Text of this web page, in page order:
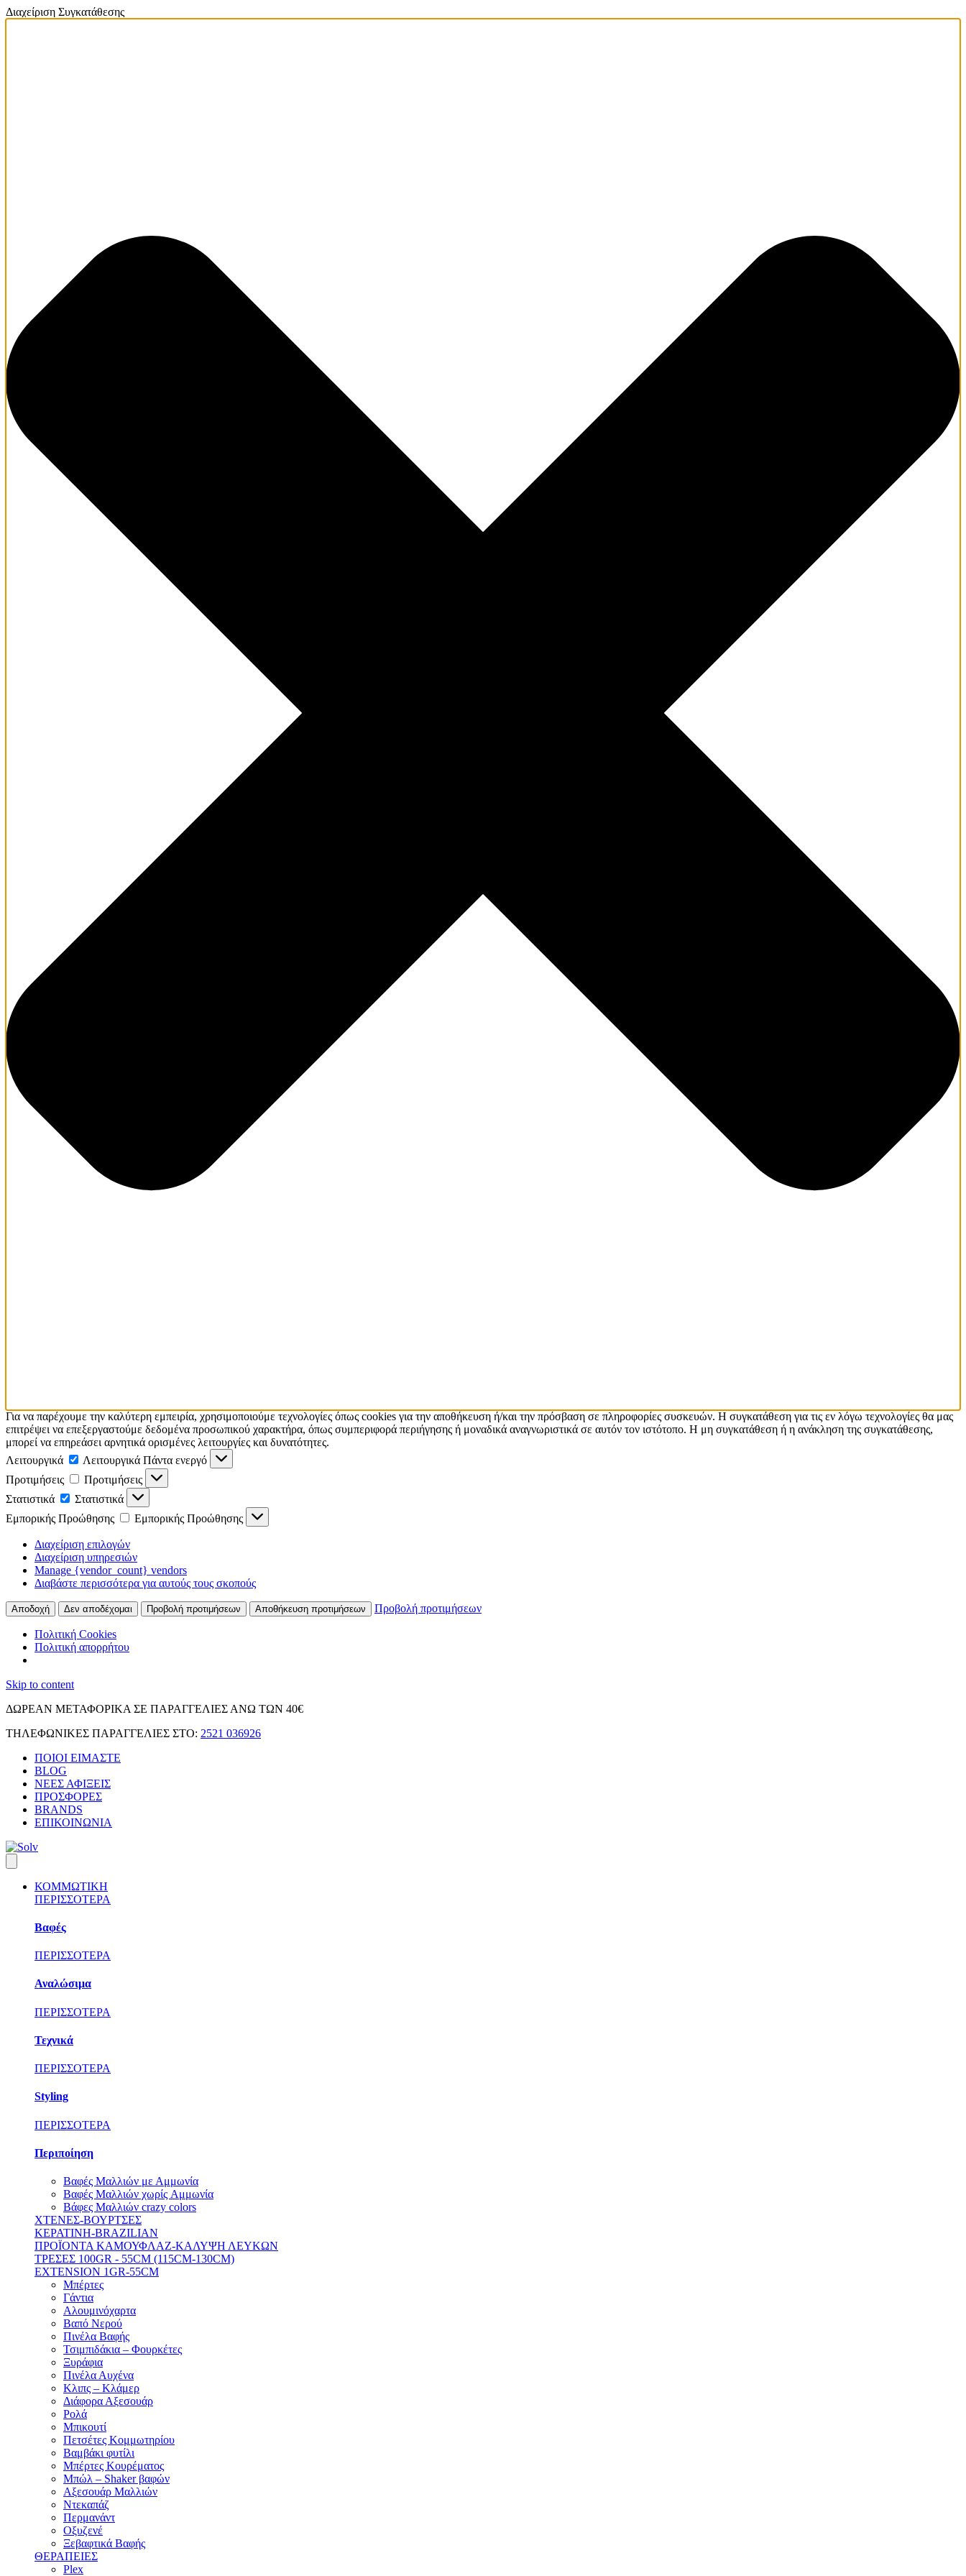
Διαχείριση Συγκατάθεσης
Για να παρέχουμε την καλύτερη εμπειρία, χρησιμοποιούμε τεχνολογίες όπως cookies για την αποθήκευση ή/και την πρόσβαση σε πληροφορίες συσκευών. Η συγκατάθεση για τις εν λόγω τεχνολογίες θα μας
επιτρέψει να επεξεργαστούμε δεδομένα προσωπικού χαρακτήρα, όπως συμπεριφορά περιήγησης ή μοναδικά αναγνωριστικά σε αυτόν τον ιστότοπο. Η μη συγκατάθεση ή η ανάκληση της συγκατάθεσης,
μπορεί να επηρεάσει αρνητικά ορισμένες λειτουργίες και δυνατότητες.
Λειτουργικά
Λειτουργικά Πάντα ενεργό
Προτιμήσεις
Προτιμήσεις
Στατιστικά
Στατιστικά
Εμπορικής Προώθησης
Εμπορικής Προώθησης
Διαχείριση επιλογών
Διαχείριση υπηρεσιών
Manage {vendor_count} vendors
Διαβάστε περισσότερα για αυτούς τους σκοπούς
Αποδοχή Δεν αποδέχομαι Προβολή προτιμήσεων Αποθήκευση προτιμήσεων Προβολή προτιμήσεων
Πολιτική Cookies
Πολιτική απορρήτου
Skip to content
ΔΩΡΕΑΝ ΜΕΤΑΦΟΡΙΚΑ ΣΕ ΠΑΡΑΓΓΕΛΙΕΣ ΑΝΩ ΤΩΝ 40€
ΤΗΛΕΦΩΝΙΚΕΣ ΠΑΡΑΓΓΕΛΙΕΣ ΣΤΟ: 2521 036926
ΠΟΙΟΙ ΕΙΜΑΣΤΕ
BLOG
ΝΕΕΣ ΑΦΙΞΕΙΣ
ΠΡΟΣΦΟΡΕΣ
BRANDS
ΕΠΙΚΟΙΝΩΝΙΑ
ΚΟΜΜΩΤΙΚΗ
ΠΕΡΙΣΣΟΤΕΡΑ
Βαφές
ΠΕΡΙΣΣΟΤΕΡΑ
Αναλώσιμα
ΠΕΡΙΣΣΟΤΕΡΑ
Τεχνικά
ΠΕΡΙΣΣΟΤΕΡΑ
Styling
ΠΕΡΙΣΣΟΤΕΡΑ
Περιποίηση
Βαφές Μαλλιών με Αμμωνία
Βαφές Μαλλιών χωρίς Aμμωνία
Βάφες Μαλλιών crazy colors
ΧΤΕΝΕΣ-ΒΟΥΡΤΣΕΣ
ΚΕΡΑΤΙΝΗ-BRAZILIAN
ΠΡΟΪΟΝΤΑ ΚΑΜΟΥΦΛΑΖ-ΚΑΛΥΨΗ ΛΕΥΚΩΝ
ΤΡΕΣΕΣ 100GR - 55CM (115CM-130CM)
EXTENSION 1GR-55CM
Μπέρτες
Γάντια
Αλουμινόχαρτα
Βαπό Νερού
Πινέλα Βαφής
Τσιμπιδάκια – Φουρκέτες
Ξυράφια
Πινέλα Αυχένα
Κλιπς – Κλάμερ
Διάφορα Αξεσουάρ
Ρολά
Μπικουτί
Πετσέτες Κομμωτηρίου
Βαμβάκι φυτίλι
Μπέρτες Κουρέματος
Μπώλ – Shaker βαφών
Αξεσουάρ Μαλλιών
Ντεκαπάζ
Περμανάντ
Οξυζενέ
Ξεβαφτικά Βαφής
ΘΕΡΑΠΕΙΕΣ
Plex